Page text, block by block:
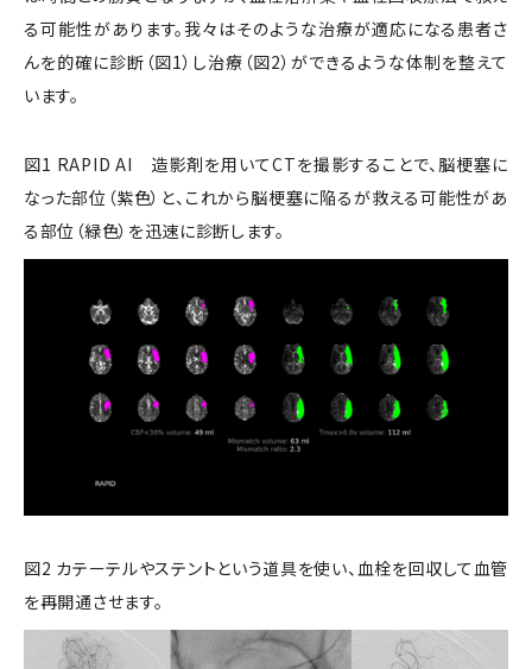
る可能性があります。我々はそのような治療が適応になる患者さ
んを的確に診断（図1）し治療（図2）ができるような体制を整えて
います。
図1 RAPID AI 造影剤を用いてCTを撮影することで、脳梗塞に
なった部位（紫色）と、これから脳梗塞に陥るが救える可能性があ
る部位（緑色）を迅速に診断します。
図2 カテーテルやステントという道具を使い、血栓を回収して血管
を再開通させます。